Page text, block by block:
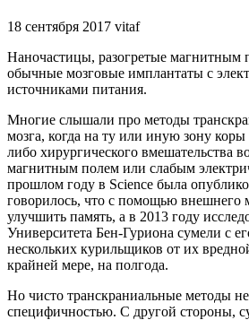
18 сентября 2017 vitaf
Наночастицы, разогретые магнитным
обычные мозговые имплантаты с
источниками питания.
Многие слышали про методы
мозга, когда на ту или иную зону
либо хирургического вмешательства
магнитным полем или слабым
прошлом году в Science была
говорилось, что с помощью внешнего
улучшить память, а в 2013 году
Университета Бен-Гуриона сумели с
нескольких курильщиков от их
крайней мере, на полгода.
Но чисто транскраниальные методы
специфичностью. С другой стороны,